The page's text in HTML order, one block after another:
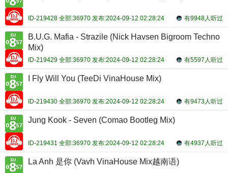
有9948人听过
ID-219428 全部:36970 发布:2024-09-12 02:28:24
B.U.G. Mafia - Strazile (Nick Havsen Bigroom Techno
Mix)
有5597人听过
ID-219429 全部:36970 发布:2024-09-12 02:28:24
I Fly Will You (TeeDi VinaHouse Mix)
有9473人听过
ID-219430 全部:36970 发布:2024-09-12 02:28:24
Jung Kook - Seven (Comao Bootleg Mix)
有4937人听过
ID-219431 全部:36970 发布:2024-09-12 02:28:24
La Anh 是你 (Vavh VinaHouse Mix越南语)